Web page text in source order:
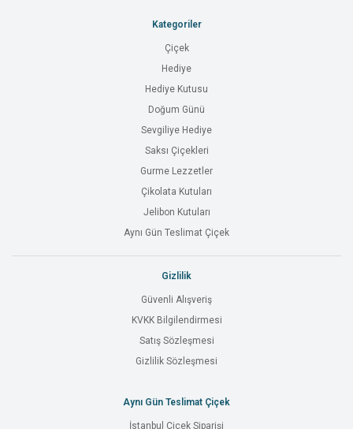
Kategoriler
Çiçek
Hediye
Hediye Kutusu
Doğum Günü
Sevgiliye Hediye
Saksı Çiçekleri
Gurme Lezzetler
Çikolata Kutuları
Jelibon Kutuları
Aynı Gün Teslimat Çiçek
Gizlilik
Güvenli Alışveriş
KVKK Bilgilendirmesi
Satış Sözleşmesi
Gizlilik Sözleşmesi
Aynı Gün Teslimat Çiçek
İstanbul Çiçek Siparişi